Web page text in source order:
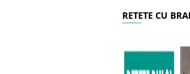
RETETE CU